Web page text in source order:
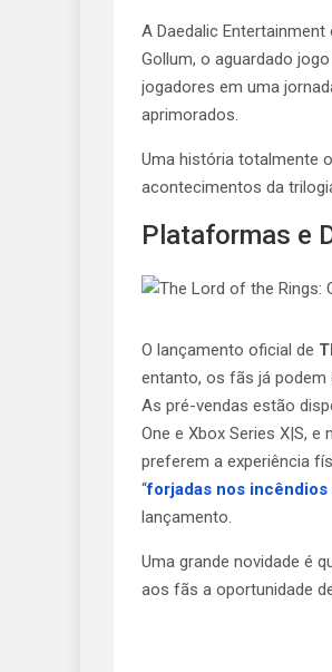
A Daedalic
Gollum, o aguardado
jogadores em uma
aprimorados.
Uma história totalmente
acontecimentos da
Plataformas e
O lançamento oficial de
entanto, os fãs já podem
As pré-vendas estão
One e Xbox Series X|S,
preferem a experiência
“forjadas nos incêndios
lançamento.
Uma grande novidade é
aos fãs a oportunidade